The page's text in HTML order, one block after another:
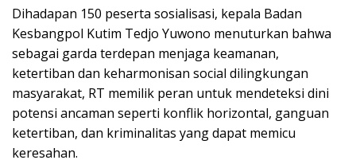
Dihadapan 150 peserta sosialisasi, kepala Badan
Kesbangpol Kutim Tedjo Yuwono menuturkan bahwa
sebagai garda terdepan menjaga keamanan,
ketertiban dan keharmonisan social dilingkungan
masyarakat, RT memilik peran untuk mendeteksi dini
potensi ancaman seperti konflik horizontal, ganguan
ketertiban, dan kriminalitas yang dapat memicu
keresahan.